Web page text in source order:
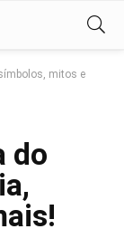
mitos e
do